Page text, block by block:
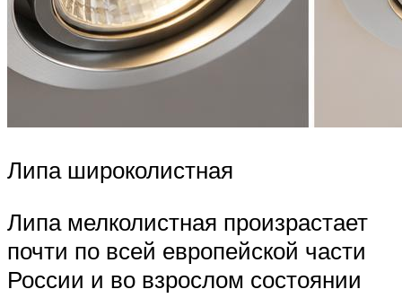
Липа широколистная
Липа мелколистная произрастает
почти по всей европейской части
России и во взрослом состоянии